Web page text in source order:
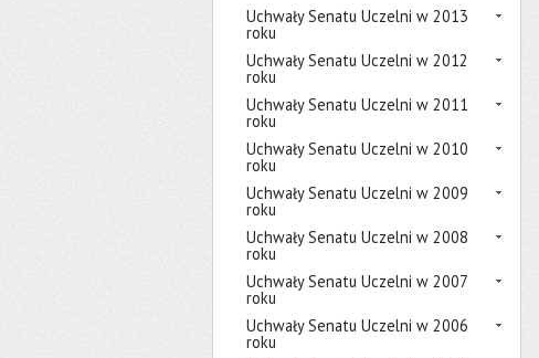
Uchwały Senatu Uczelni w 2013
roku
Uchwały Senatu Uczelni w 2012
roku
Uchwały Senatu Uczelni w 2011
roku
Uchwały Senatu Uczelni w 2010
roku
Uchwały Senatu Uczelni w 2009
roku
Uchwały Senatu Uczelni w 2008
roku
Uchwały Senatu Uczelni w 2007
roku
Uchwały Senatu Uczelni w 2006
roku